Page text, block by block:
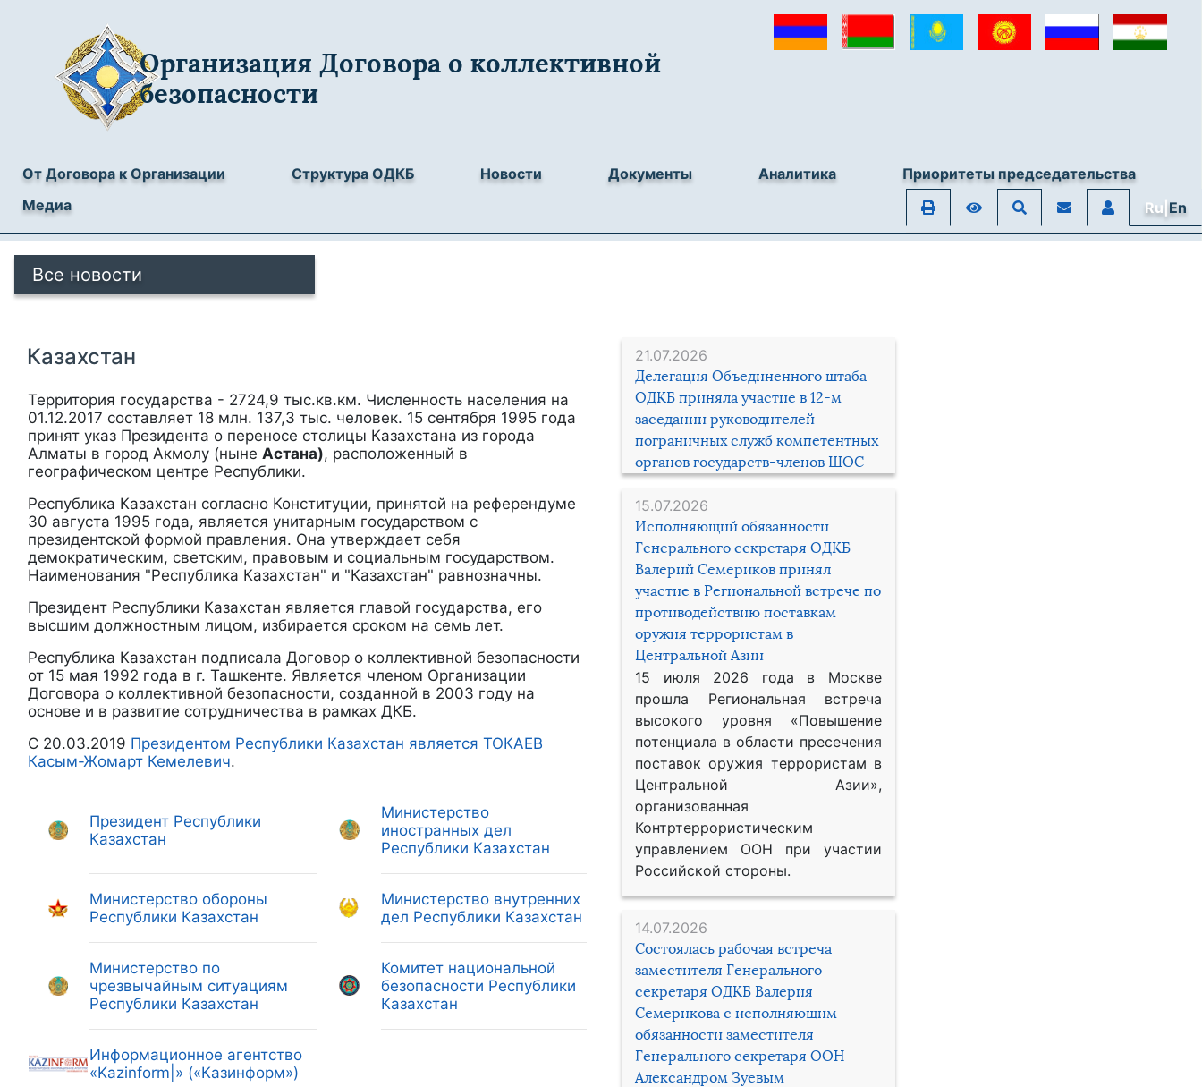
Организация Договора о коллективной
безопасности
От Договора к Организации Структура ОДКБ Новости Документы Аналитика
Приоритеты председательства
Медиа
Ru|En
Все новости
21.07.2026
Делегация Объединенного штаба
ОДКБ приняла участие в 12-м
заседании руководителей
пограничных служб компетентных
органов государств-членов ШОС
15.07.2026
Исполняющий обязанности
Генерального секретаря ОДКБ
Валерий Семериков принял
участие в Региональной встрече по
противодействию поставкам
оружия террористам в
Центральной Азии
15 июля 2026 года в Москве
прошла Региональная встреча
высокого уровня «Повышение
потенциала в области пресечения
поставок оружия террористам в
Центральной Азии»,
организованная
Контртеррористическим
управлением ООН при участии
Российской стороны.
14.07.2026
Состоялась рабочая встреча
заместителя Генерального
секретаря ОДКБ Валерия
Семерикова с исполняющим
обязанности заместителя
Генерального секретаря ООН
Александром Зуевым
Казахстан
Территория государства - 2724,9 тыс.кв.км. Численность населения на
01.12.2017 составляет 18 млн. 137,3 тыс. человек. 15 сентября 1995 года
принят указ Президента о переносе столицы Казахстана из города
Алматы в город Акмолу (ныне Астана), расположенный в
географическом центре Республики.
Республика Казахстан согласно Конституции, принятой на референдуме
30 августа 1995 года, является унитарным государством с
президентской формой правления. Она утверждает себя
демократическим, светским, правовым и социальным государством.
Наименования "Республика Казахстан" и "Казахстан" равнозначны.
Президент Республики Казахстан является главой государства, его
высшим должностным лицом, избирается сроком на семь лет.
Республика Казахстан подписала Договор о коллективной безопасности
от 15 мая 1992 года в г. Ташкенте. Является членом Организации
Договора о коллективной безопасности, созданной в 2003 году на
основе и в развитие сотрудничества в рамках ДКБ.
С 20.03.2019 Президентом Республики Казахстан является ТОКАЕВ
Касым-Жомарт Кемелевич.
Президент Республики
Казахстан
Министерство
иностранных дел
Республики Казахстан
Министерство обороны
Республики Казахстан
Министерство внутренних
дел Республики Казахстан
Министерство по
чрезвычайным ситуациям
Республики Казахстан
Комитет национальной
безопасности Республики
Казахстан
Информационное агентство
«Kazinform|» («Казинформ»)